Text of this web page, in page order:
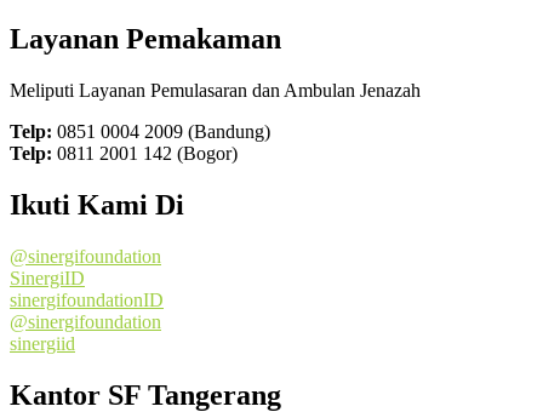
Layanan Pemakaman
Meliputi Layanan Pemulasaran dan Ambulan Jenazah
Telp: 0851 0004 2009 (Bandung)
Telp: 0811 2001 142 (Bogor)
Ikuti Kami Di
@sinergifoundation
SinergiID
sinergifoundationID
@sinergifoundation
sinergiid
Kantor SF Tangerang